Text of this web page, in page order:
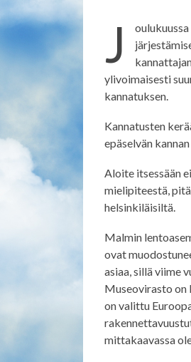
J
ylivoimaisesti
kannatuksen.
Kannatusten
epäselvän
Aloite itsessään
mielipiteestä,
helsinkiläisiltä.
Malmin
ovat
asiaa, sillä viime
Museovirasto on
on valittu
mittakaavassa